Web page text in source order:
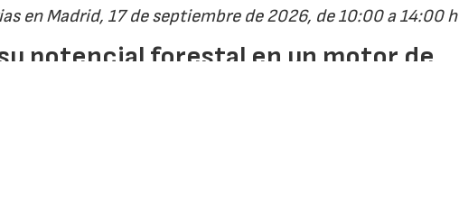
en Madrid, 17 de septiembre de 2026, de 10:00 a 14:00 h
potencial forestal en un motor de